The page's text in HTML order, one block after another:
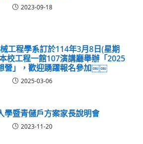
2023-09-18
工程學系訂於114年3月8日(星期
校工程一館107演講廳舉辦「2025
營」，歡迎踴躍報名參加￼￼
2025-03-06
學暨青儲戶方案家長說明會
2023-11-20